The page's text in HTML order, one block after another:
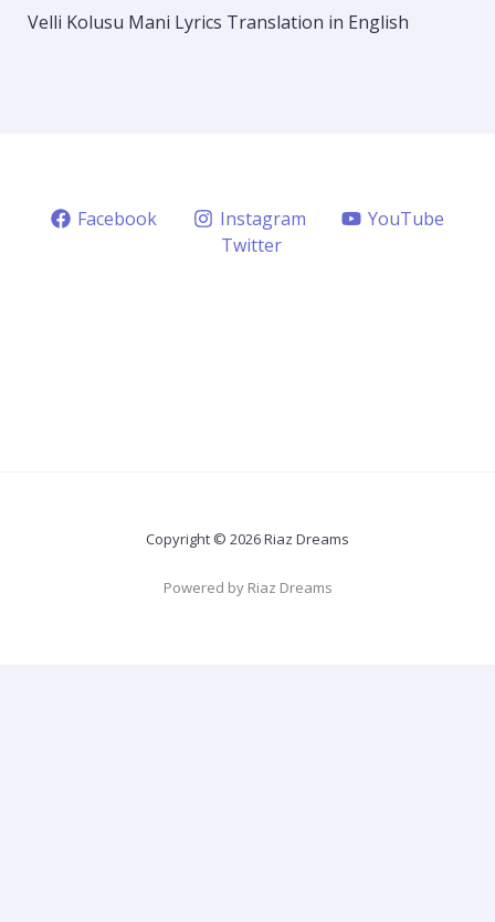
Velli Kolusu Mani Lyrics Translation in English
Facebook Instagram
YouTube
Twitter
Copyright © 2026 Riaz Dreams
Powered by Riaz Dreams